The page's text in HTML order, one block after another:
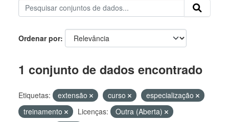
Ordenar por
1 conjunto de dados encontrado
Etiquetas: extensão curso
especialização
treinamento
Licenças:
Outra (Aberta)